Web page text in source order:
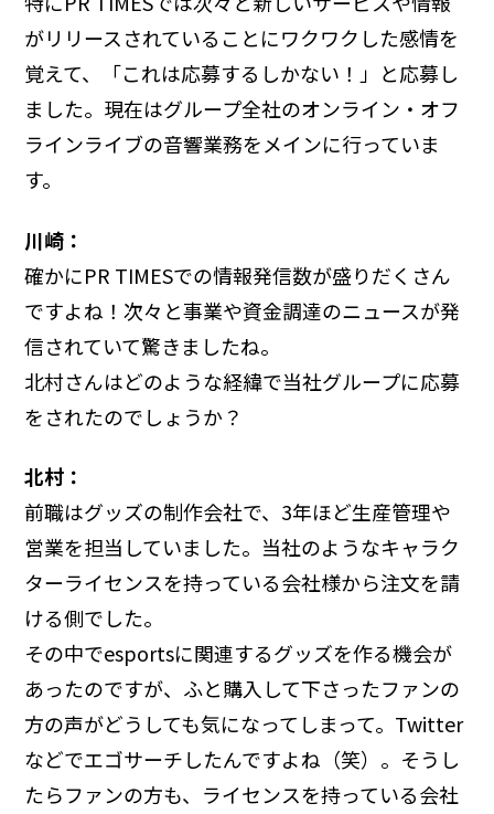
がリリースされていることにワクワクした感情を
覚えて、「これは応募するしかない！」と応募し
ました。現在はグループ全社のオンライン・オフ
ラインライブの音響業務をメインに行っていま
す。
川崎：
確かにPR TIMESでの情報発信数が盛りだくさん
ですよね！次々と事業や資金調達のニュースが発
信されていて驚きましたね。
北村さんはどのような経緯で当社グループに応募
をされたのでしょうか？
北村：
前職はグッズの制作会社で、3年ほど生産管理や
営業を担当していました。当社のようなキャラク
ターライセンスを持っている会社様から注文を請
ける側でした。
その中でesportsに関連するグッズを作る機会が
あったのですが、ふと購入して下さったファンの
方の声がどうしても気になってしまって。Twitter
などでエゴサーチしたんですよね（笑）。そうし
たらファンの方も、ライセンスを持っている会社